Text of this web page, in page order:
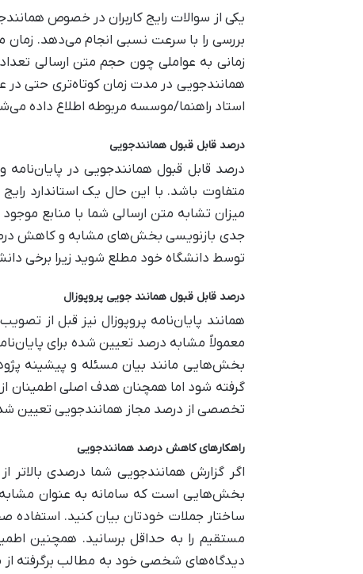
یکی از سوالات رایج کاربران در خصوص
زمانی به عواملی چون حجم متن ارسالی
همانندجویی در مدت زمان کوتاه‌تری حتی در
استاد راهنما/موسسه مربوطه اطلاع داده
درصد قابل قبول همانندجویی
درصد قابل قبول همانندجویی در
جدی بازنویسی بخش‌های مشابه و کاهش درصد
توسط دانشگاه خود مطلع شوید زیرا برخی
درصد قابل قبول همانند جویی پروپوزال
همانند پایان‌نامه پروپوزال نیز قبل از
بخش‌هایی مانند بیان مسئله و پیشینه
گرفته شود اما همچنان هدف اصلی اطمینان از
تخصصی از درصد مجاز همانندجویی تعیین
راهکارهای کاهش درصد همانندجویی
اگر گزارش همانندجویی شما درصدی بالاتر
بخش‌هایی است که سامانه به عنوان مشابه
ساختار جملات خودتان بیان کنید.
مستقیم را به حداقل برسانید. همچنین
دیدگاه‌های شخصی خود به مطالب برگرفته از